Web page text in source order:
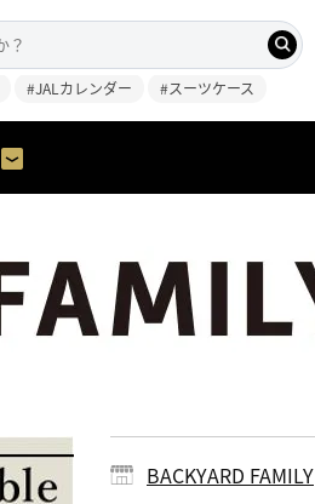
#JALカレンダー #スーツケース
BACKYARD FAMILY